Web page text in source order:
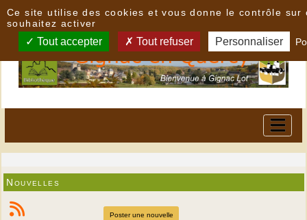
Nouvelles
Poster une nouvelle
Ce site utilise des cookies et vous donne le contrôle sur
souhaitez activer
Tout accepter Tout refuser Personnaliser